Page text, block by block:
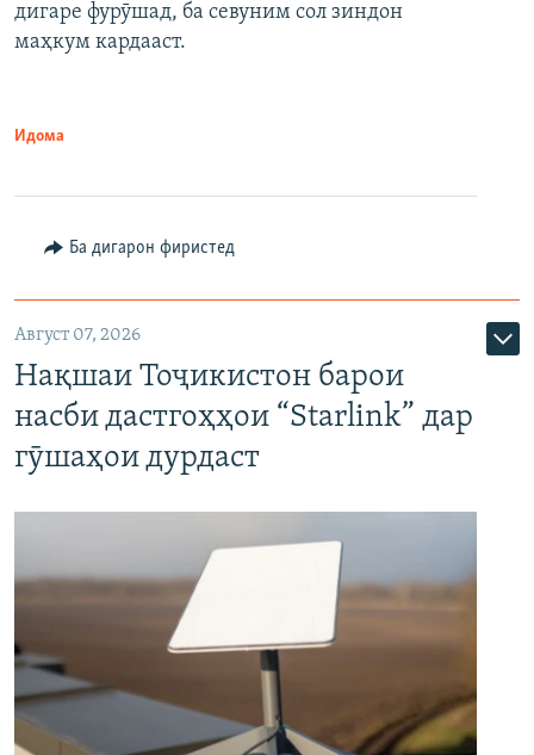
дигаре фурӯшад, ба севуним сол зиндон
маҳкум кардааст.
Идома
Ба дигарон фиристед
Август 07, 2026
Нақшаи Тоҷикистон барои
насби дастгоҳҳои “Starlink” дар
гӯшаҳои дурдаст